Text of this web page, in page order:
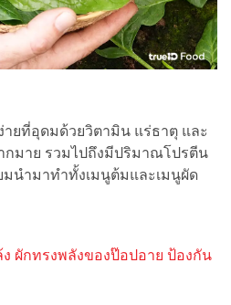
ายที่อุดมด้วยวิตามิน แร่ธาตุ และ
มาย รวมไปถึงมีปริมาณโปรตีน
นำมาทำทั้งเมนูต้มและเมนูผัด
ผักทรงพลังของป๊อปอาย ป้องกัน